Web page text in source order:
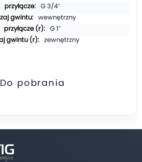
G 3/4″
wewnętrzny
G 1″
zewnętrzny
Do pobrania